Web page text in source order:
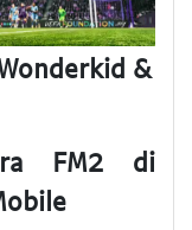
&
FM2 di